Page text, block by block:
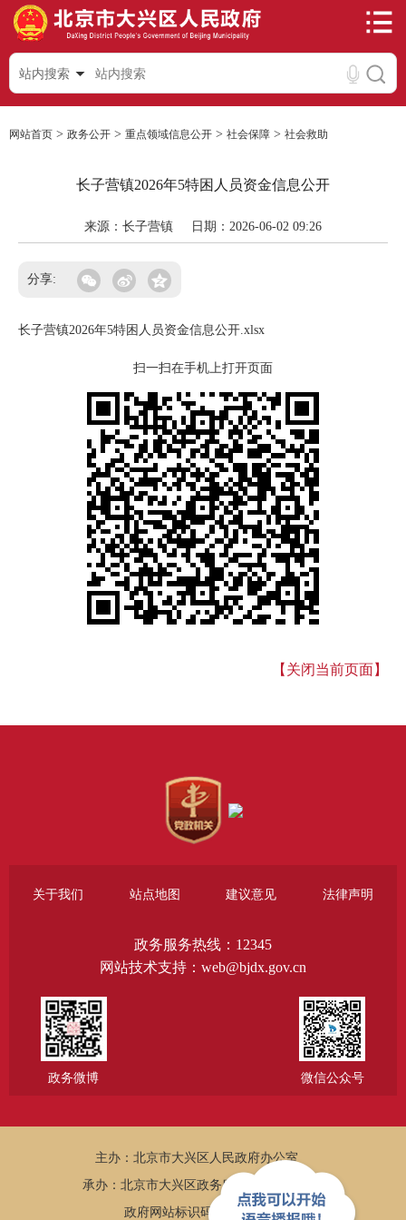
站内搜索
网站首页 > 政务公开 > 重点领域信息公开 > 社会保障 > 社会救助
长子营镇2026年5特困人员资金信息公开
来源：长子营镇 日期：2026-06-02 09:26
分享:
长子营镇2026年5特困人员资金信息公开.xlsx
扫一扫在手机上打开页面
【关闭当前页面】
关于我们 站点地图 建议意见 法律声明
政务服务热线：12345
网站技术支持：web@bjdx.gov.cn
政务微博 微信公众号
主办：北京市大兴区人民政府办公室
承办：北京市大兴区政务服务和数据管理局
政府网站标识码：1101150005